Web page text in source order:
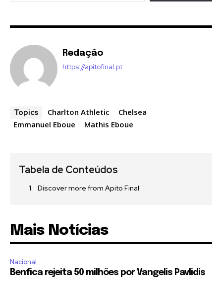
Redação
https://apitofinal.pt
Topics Charlton Athletic
Chelsea
Emmanuel Eboue
Mathis Eboue
Tabela de Conteúdos
Discover more from Apito Final
Mais Notícias
Nacional
Benfica rejeita 50 milhões por Vangelis Pavlidis